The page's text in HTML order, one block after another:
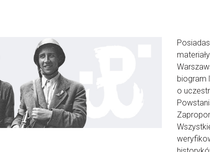
biogram
o